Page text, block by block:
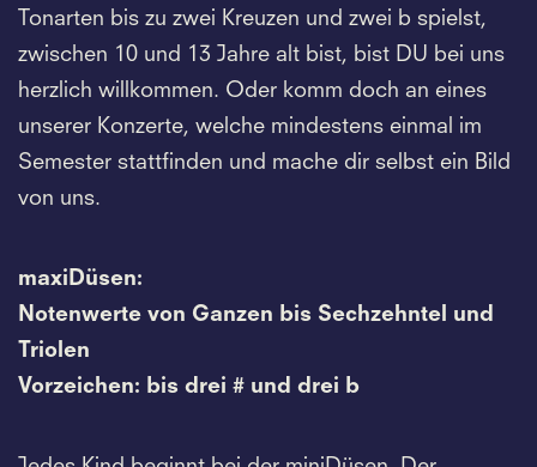
Tonarten bis zu zwei Kreuzen und zwei b spielst,
zwischen 10 und 13 Jahre alt bist, bist DU bei uns
herzlich willkommen. Oder komm doch an eines
unserer Konzerte, welche mindestens einmal im
Semester stattfinden und mache dir selbst ein Bild
von uns.
maxiDüsen:
Notenwerte von Ganzen bis Sechzehntel und
Triolen
Vorzeichen: bis drei # und drei b